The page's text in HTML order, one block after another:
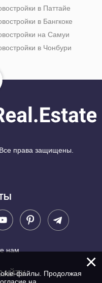
в Паттайе
в Бангкоке
на Самуи
в Чонбури
права защищены.
нам
×
файлы. Продолжая